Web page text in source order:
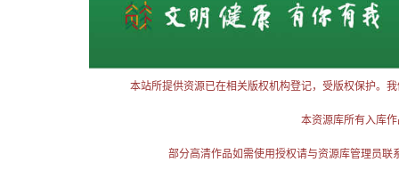
本站所提供资源已在相关版权机构登记，受版权保护。
本资源库所有入库
部分高清作品如需使用授权请与资源库管理员联